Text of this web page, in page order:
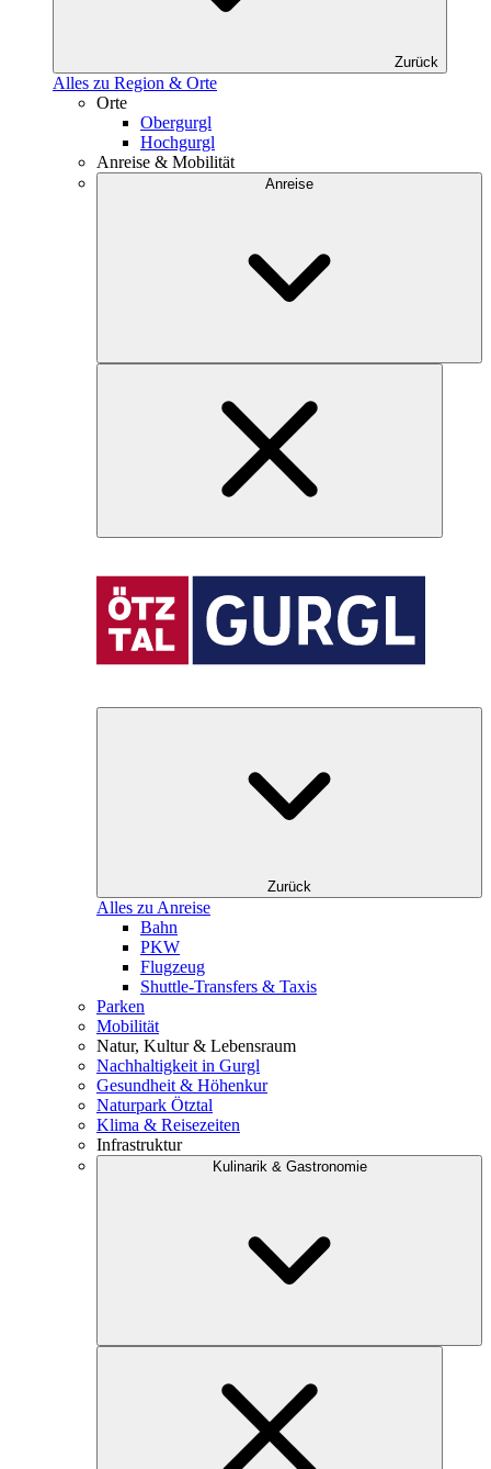
Zurück
Alles zu Region & Orte
Orte
Obergurgl
Hochgurgl
Anreise & Mobilität
Anreise
Zurück
Alles zu Anreise
Bahn
PKW
Flugzeug
Shuttle-Transfers & Taxis
Parken
Mobilität
Natur, Kultur & Lebensraum
Nachhaltigkeit in Gurgl
Gesundheit & Höhenkur
Naturpark Ötztal
Klima & Reisezeiten
Infrastruktur
Kulinarik & Gastronomie